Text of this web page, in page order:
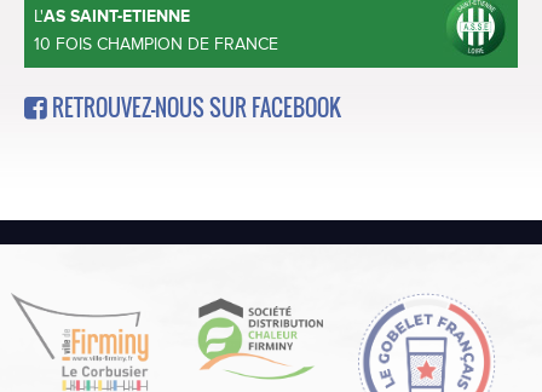
L'AS SAINT-ETIENNE
10 FOIS CHAMPION DE FRANCE
RETROUVEZ-NOUS SUR FACEBOOK